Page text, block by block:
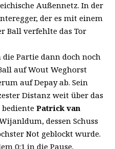
Außennetz. In der
der es mit einem
Ball verfehlte das Tor
Partie dann doch noch
auf Wout Weghorst
auf Depay ab. Sein
Distanz weit über das
bediente Patrick van
dessen Schuss
Not geblockt wurde.
0:1 in die Pause.